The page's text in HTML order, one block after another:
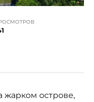
жарком острове,